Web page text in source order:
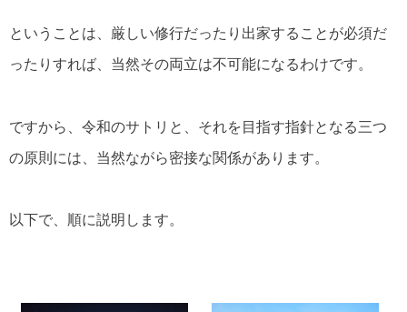
ということは、厳しい修行だったり出家することが必須だ
ったりすれば、当然その両立は不可能になるわけです。
ですから、令和のサトリと、それを目指す指針となる三つ
の原則には、当然ながら密接な関係があります。
以下で、順に説明します。